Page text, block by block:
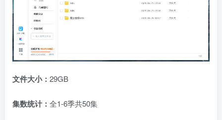
文件大小： 29GB
集数统计： 全1-6季共50集